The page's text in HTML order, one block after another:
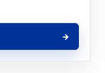
→